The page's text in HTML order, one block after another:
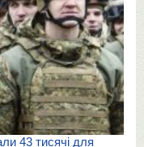
43 тисячі для